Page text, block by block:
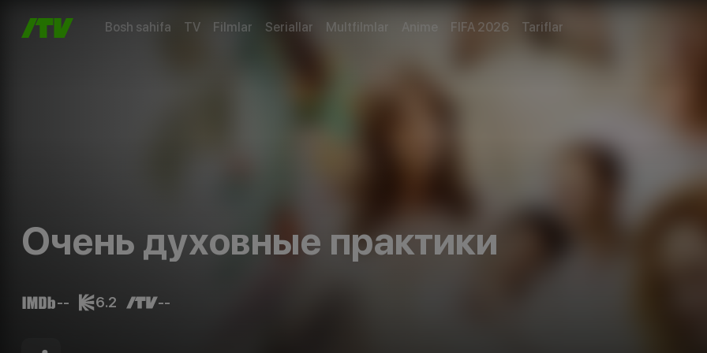
Bosh sahifa TV Filmlar Seriallar Multfilmlar Anime FIFA 2026 Tariflar
Очень духовные практики
-- 6.2 --